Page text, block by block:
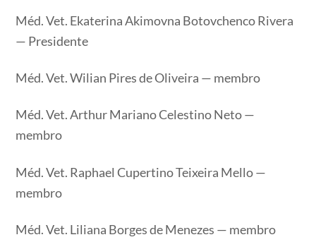
Méd. Vet. Ekaterina Akimovna Botovchenco Rivera
— Presidente
Méd. Vet. Wilian Pires de Oliveira — membro
Méd. Vet. Arthur Mariano Celestino Neto —
membro
Méd. Vet. Raphael Cupertino Teixeira Mello —
membro
Méd. Vet. Liliana Borges de Menezes — membro